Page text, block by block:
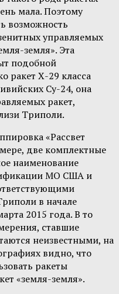
мала. Поэтому
возможность
управляемых
земля». Эта
подобной
ракет Х-29 класса
Су-24, она
ракет,
Триполи.
«Рассвет
две комплектные
наименование
МО США и
в начале
2015 года. В то
ставшие
неизвестными, на
видно, что
ракеты
«земля-земля».